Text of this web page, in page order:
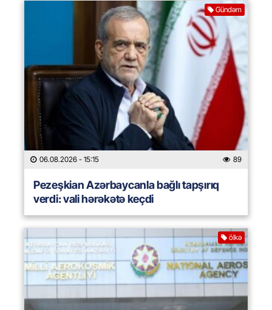
Gündəm
06.08.2026 - 15:15 89
Pezeşkian Azərbaycanla bağlı tapşırıq
verdi: vali hərəkətə keçdi
ölkə